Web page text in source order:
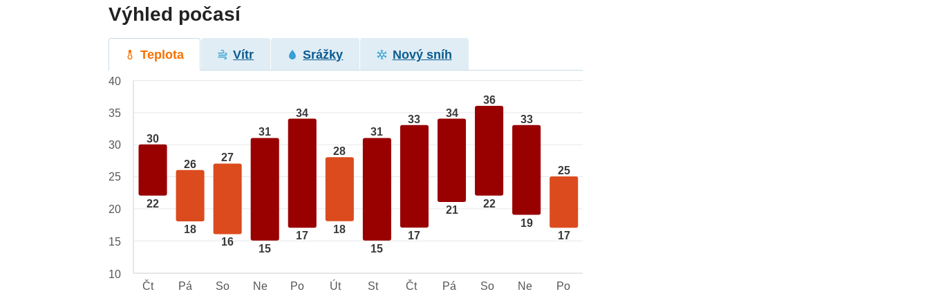
Výhled počasí
Teplota Vítr Srážky Nový sníh
30
22
26
18
27
16
31
15
34
17
28
18
31
15
33
17
34
21
36
22
33
19
25
17
40
35
30
25
20
15
10
Čt
Pá So Ne Po Út St Čt Pá So Ne Po